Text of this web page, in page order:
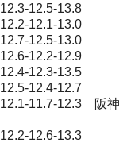
12.5-13.8
12.1-13.0
12.5-13.0
12.2-12.9
12.3-13.5
12.4-12.7
11.7-12.3 阪神
12.6-13.3